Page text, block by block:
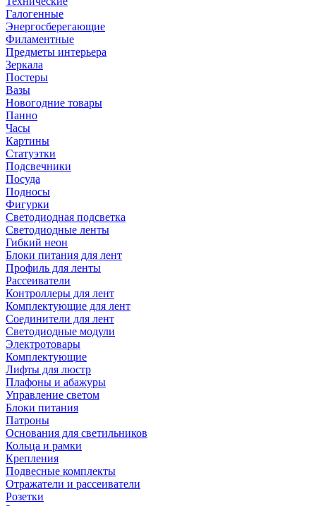
Галогенные
Энергосберегающие
Филаментные
Предметы интерьера
Зеркала
Постеры
Вазы
Новогодние товары
Панно
Часы
Картины
Статуэтки
Подсвечники
Посуда
Подносы
Фигурки
Светодиодная подсветка
Светодиодные ленты
Гибкий неон
Блоки питания для лент
Профиль для ленты
Рассеиватели
Контроллеры для лент
Комплектующие для лент
Соединители для лент
Светодиодные модули
Электротовары
Комплектующие
Лифты для люстр
Плафоны и абажуры
Управление светом
Блоки питания
Патроны
Основания для светильников
Кольца и рамки
Крепления
Подвесные комплекты
Отражатели и рассеиватели
Розетки